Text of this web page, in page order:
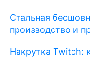
Стальная
производство и
Накрутка Twitch: